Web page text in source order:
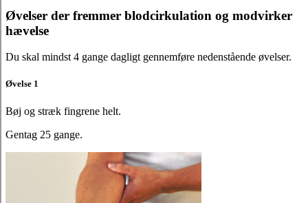
Øvelser der fremmer blodcirkulation og modvirker
hævelse
Du skal mindst 4 gange dagligt gennemføre nedenstående øvelser.
Øvelse 1
Bøj og stræk fingrene helt.
Gentag 25 gange.